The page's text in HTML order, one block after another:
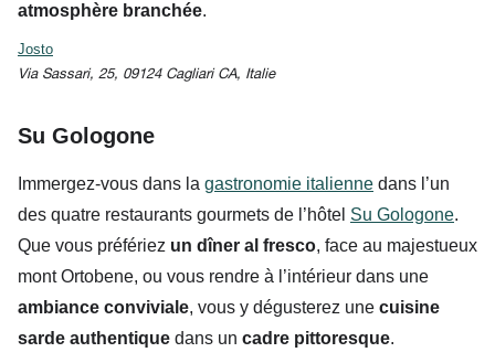
atmosphère branchée.
Josto
Via Sassari, 25, 09124 Cagliari CA, Italie
Su Gologone
Immergez-vous dans la gastronomie italienne dans l’un
des quatre restaurants gourmets de l’hôtel Su Gologone.
Que vous préfériez un dîner al fresco, face au majestueux
mont Ortobene, ou vous rendre à l’intérieur dans une
ambiance conviviale, vous y dégusterez une cuisine
sarde authentique dans un cadre pittoresque.